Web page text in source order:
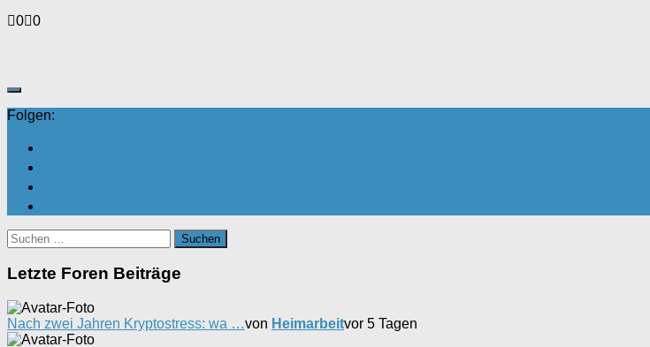
Anklicken
0 Anklicken
0
Folgen:
Suchen
nach:
Letzte Foren Beiträge
Nach zwei Jahren Kryptostress: wa …von Heimarbeitvor 5 Tagen